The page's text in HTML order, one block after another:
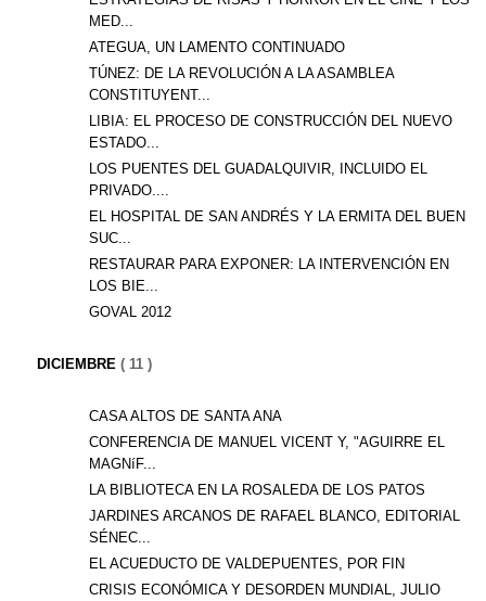
MED...
ATEGUA, UN LAMENTO CONTINUADO
TÚNEZ: DE LA REVOLUCIÓN A LA ASAMBLEA
CONSTITUYENT...
LIBIA: EL PROCESO DE CONSTRUCCIÓN DEL NUEVO
ESTADO...
LOS PUENTES DEL GUADALQUIVIR, INCLUIDO EL
PRIVADO....
EL HOSPITAL DE SAN ANDRÉS Y LA ERMITA DEL BUEN
SUC...
RESTAURAR PARA EXPONER: LA INTERVENCIÓN EN
LOS BIE...
GOVAL 2012
DICIEMBRE ( 11 )
CASA ALTOS DE SANTA ANA
CONFERENCIA DE MANUEL VICENT Y, "AGUIRRE EL
MAGNíF...
LA BIBLIOTECA EN LA ROSALEDA DE LOS PATOS
JARDINES ARCANOS DE RAFAEL BLANCO, EDITORIAL
SÉNEC...
EL ACUEDUCTO DE VALDEPUENTES, POR FIN
CRISIS ECONÓMICA Y DESORDEN MUNDIAL, JULIO